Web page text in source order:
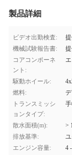
製品詳細
ビデオ出勤検査:
機械試験報告書:
コアコンポーネ
ント:
駆動ホイール:
燃料:
トランスミッシ
ョンタイプ:
散水面積(m):
>
排放基準:
エンジン容量:
4